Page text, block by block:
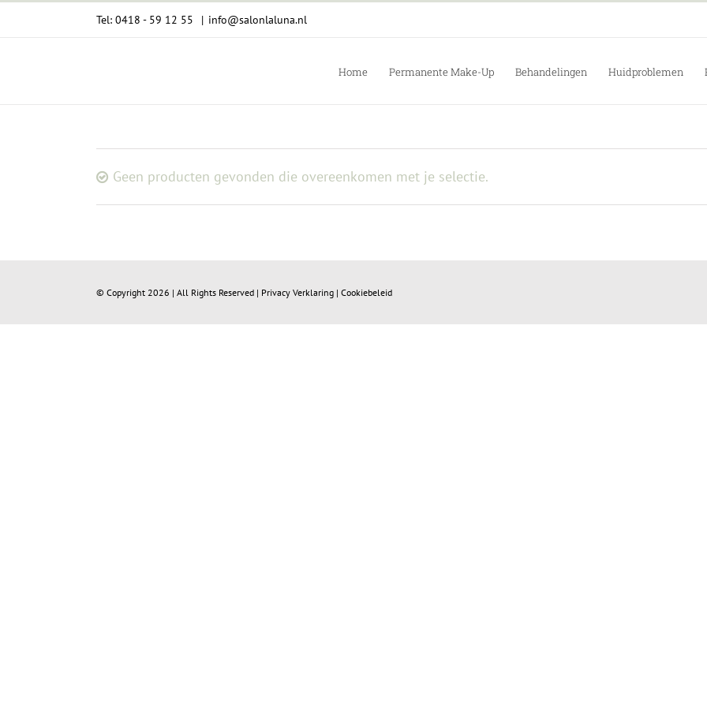
Tel: 0418 - 59 12 55 | info@salonlaluna.nl
Home Permanente Make-Up Behandelingen Huidproblemen
Geen producten gevonden die overeenkomen met je selectie.
© Copyright 2026 | All Rights Reserved | Privacy Verklaring | Cookiebeleid